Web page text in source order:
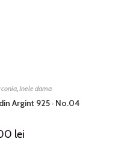
, Inele dama
Argint 925 · No.04
lei